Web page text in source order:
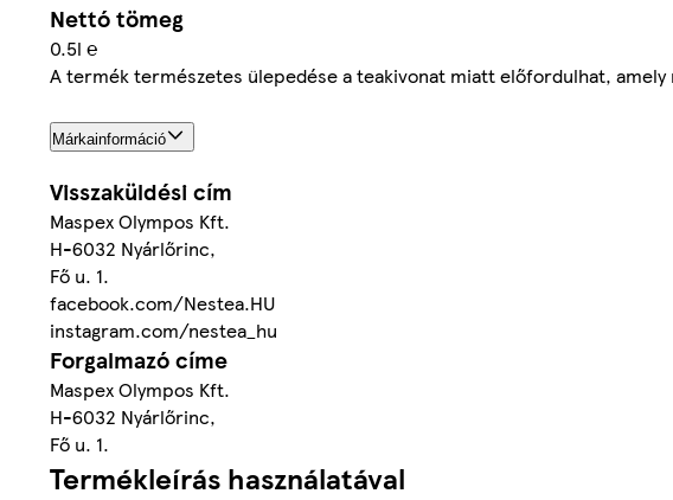
Nettó tömeg
0.5l ℮
A termék természetes ülepedése a teakivonat miatt előfordulhat, amely
Márkainformáció
Visszaküldési cím
Maspex Olympos Kft.
H-6032 Nyárlőrinc,
Fő u. 1.
facebook.com/Nestea.HU
instagram.com/nestea_hu
Forgalmazó címe
Maspex Olympos Kft.
H-6032 Nyárlőrinc,
Fő u. 1.
Termékleírás használatával